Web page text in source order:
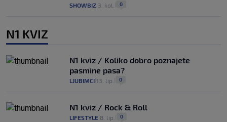
SHOWBIZ 3. kol. 0
N1 KVIZ
N1 kviz / Koliko dobro poznajete
pasmine pasa?
LJUBIMCI 13. lip. 0
N1 kviz / Rock & Roll
LIFESTYLE 8. lip. 0